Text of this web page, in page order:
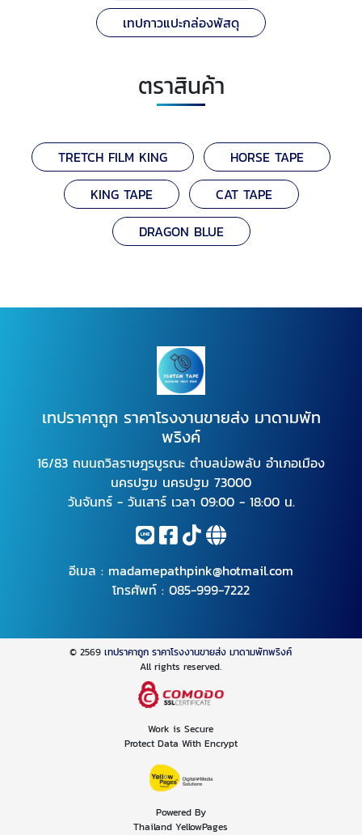
เทปกาวแปะกล่องพัสดุ
ตราสินค้า
TRETCH FILM KING
HORSE TAPE
KING TAPE
CAT TAPE
DRAGON BLUE
เทปราคาถูก ราคาโรงงานขายส่ง มาดามพัท
พริงค์
16/83 ถนนถวิลราษฎรบูรณะ ตำบลบ่อพลับ อำเภอเมือง
นครปฐม นครปฐม 73000
วันจันทร์ - วันเสาร์ เวลา 09:00 - 18:00 น.
อีเมล : madamepathpink@hotmail.com
โทรศัพท์ : 085-999-7222
© 2569เทปราคาถูก ราคาโรงงานขายส่ง มาดามพัทพริงค์
All rights reserved.
Work is Secure
Protect Data With Encrypt
Powered By
Thailand YellowPages